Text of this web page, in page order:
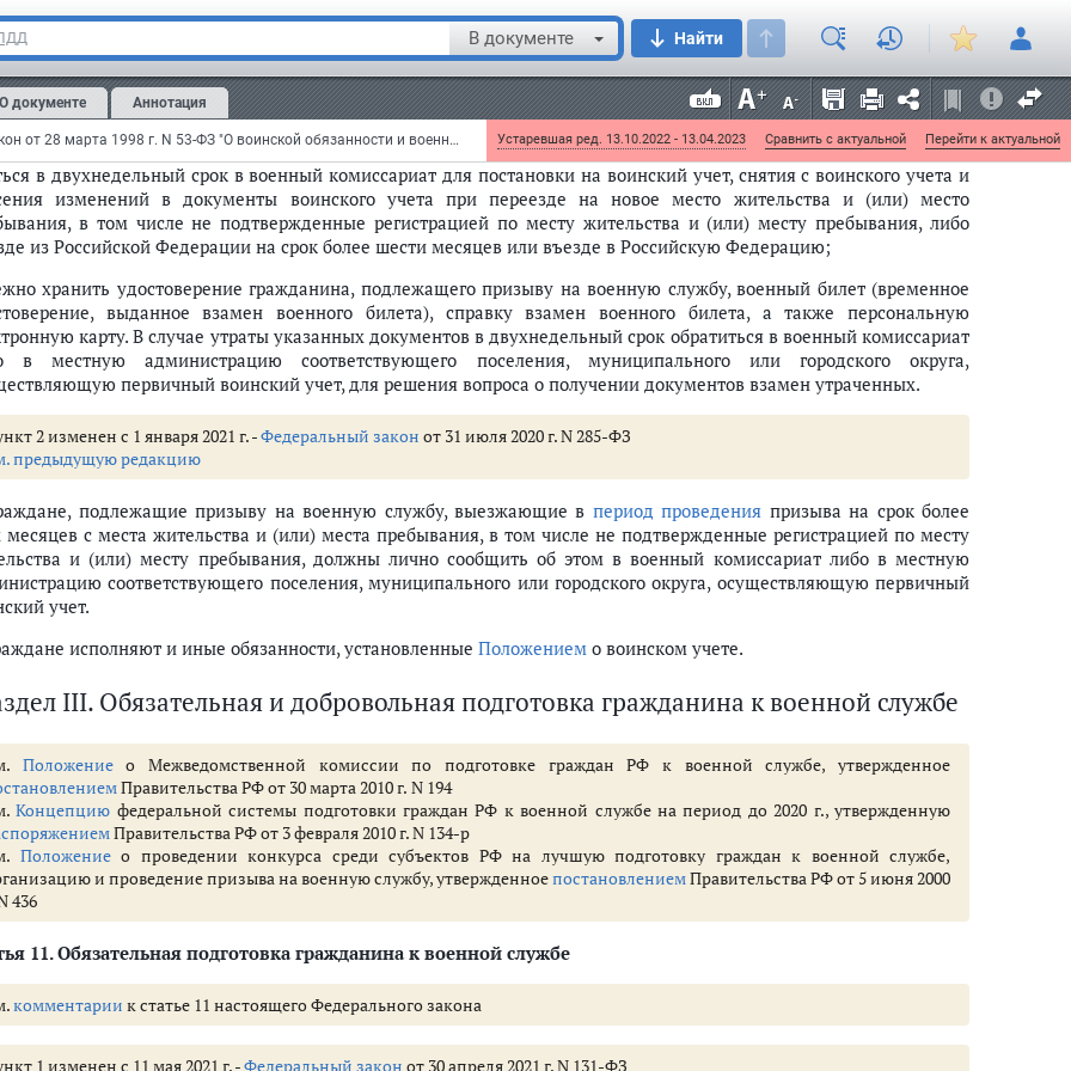
В документе Найти
О документе Аннотация
Федеральный закон от 28 марта 1998 г. N 53-ФЗ "О воинской обязанности и военной службе" Устаревшая ред. 13.10.2022 - 13.04.2023 Сравнить с актуальной Перейти к актуальной
(для граждан, подлежащих постановке на воинский учет) явиться в двухнедельный срок со дня
указанных событий в военный комиссариат для постановки на воинский учет;
в двухнедельный срок в военный комиссариат либо в местную администрацию соответствующего
муниципального или городского округа, осуществляющую первичный воинский учет, об изменении
положения, образования, места работы (учебы) или должности;
в двухнедельный срок в военный комиссариат для постановки на воинский учет, снятия с воинского учета и
изменений в документы воинского учета при переезде на новое место жительства и (или) место
в том числе не подтвержденные регистрацией по месту жительства и (или) месту пребывания, либо
из Российской Федерации на срок более шести месяцев или въезде в Российскую Федерацию;
хранить удостоверение гражданина, подлежащего призыву на военную службу, военный билет (временное
выданное взамен военного билета), справку взамен военного билета, а также персональную
карту. В случае утраты указанных документов в двухнедельный срок обратиться в военный комиссариат
в местную администрацию соответствующего поселения, муниципального или городского округа,
первичный воинский учет, для решения вопроса о получении документов взамен утраченных.
2 изменен с 1 января 2021 г. -Федеральный закон от 31 июля 2020 г. N 285-ФЗ
предыдущую редакцию
подлежащие призыву на военную службу, выезжающие в период проведения призыва на срок более
месяцев с места жительства и (или) места пребывания, в том числе не подтвержденные регистрацией по месту
и (или) месту пребывания, должны лично сообщить об этом в военный комиссариат либо в местную
соответствующего поселения, муниципального или городского округа, осуществляющую первичный
учет.
исполняют и иные обязанности, установленные Положением о воинском учете.
III. Обязательная и добровольная подготовка гражданина к военной службе
Положениео Межведомственной комиссии по подготовке граждан РФ к военной службе, утвержденное
Правительства РФ от 30 марта 2010 г. N 194
Концепцию федеральной системы подготовки граждан РФ к военной службе на период до 2020 г., утвержденную
Правительства РФ от 3 февраля 2010 г. N 134-р
Положениео проведении конкурса среди субъектов РФ на лучшую подготовку граждан к военной службе,
и проведение призыва на военную службу, утвержденноепостановлениемПравительства РФ от 5 июня 2000
436
11. Обязательная подготовка гражданина к военной службе
комментарии к статье 11 настоящего Федерального закона
1 изменен с 11 мая 2021 г. -Федеральный закон от 30 апреля 2021 г. N 131-ФЗ